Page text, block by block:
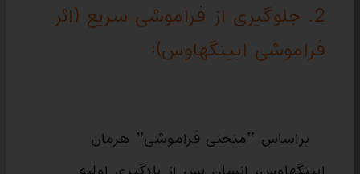
2. جلوگیری از فراموشی سریع (اثر
فراموشی ابینگهاوس):
براساس “منحنی فراموشی” هرمان